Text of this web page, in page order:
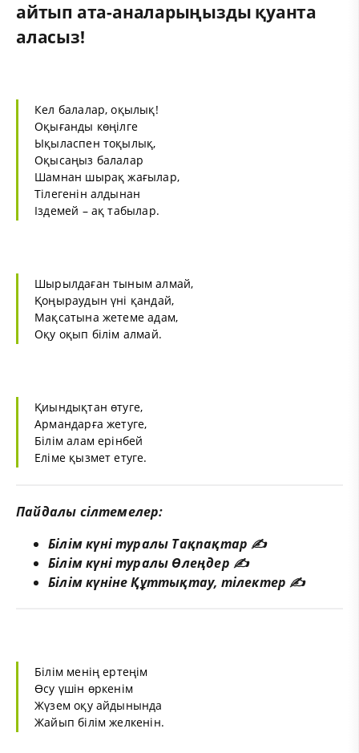
айтып ата-аналарыңызды қуанта
аласыз!
Кел балалар, оқылық!
Оқығанды көңілге
Ықыласпен тоқылық,
Оқысаңыз балалар
Шамнан шырақ жағылар,
Тілегенін алдынан
Іздемей – ақ табылар.
Шырылдаған тыным алмай,
Қоңыраудын үні қандай,
Мақсатына жетеме адам,
Оқу оқып білім алмай.
Қиындықтан өтуге,
Армандарға жетуге,
Білім алам ерінбей
Еліме қызмет етуге.
Пайдалы сілтемелер:
Білім күні туралы Тақпақтар ✍️
Білім күні туралы Өлеңдер ✍️
Білім күніне Құттықтау, тілектер ✍️
Білім менің ертеңім
Өсу үшін өркенім
Жүзем оқу айдынында
Жайып білім желкенін.